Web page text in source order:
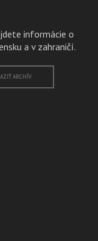
informácie o
a v zahraničí.
ARCHÍV